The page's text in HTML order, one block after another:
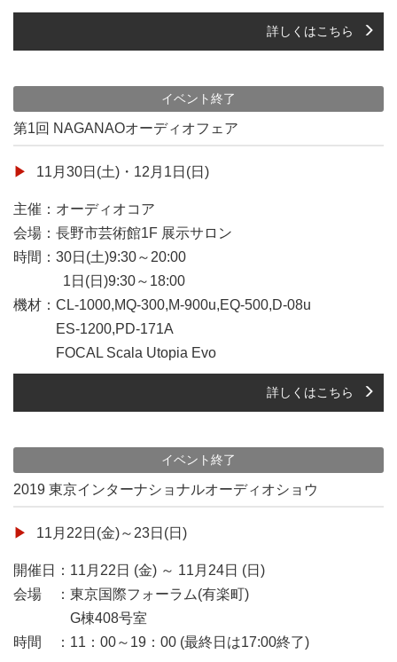
詳しくはこちら
イベント終了
第1回 NAGANAOオーディオフェア
11月30日(土)・12月1日(日)
主催：オーディオコア
会場：長野市芸術館1F 展示サロン
時間：30日(土)9:30～20:00
1日(日)9:30～18:00
機材：CL-1000,MQ-300,M-900u,EQ-500,D-08u
ES-1200,PD-171A
FOCAL Scala Utopia Evo
詳しくはこちら
イベント終了
2019 東京インターナショナルオーディオショウ
11月22日(金)～23日(日)
開催日：11月22日 (金) ～ 11月24日 (日)
会場 ：東京国際フォーラム(有楽町)
G棟408号室
時間 ：11：00～19：00 (最終日は17:00終了)